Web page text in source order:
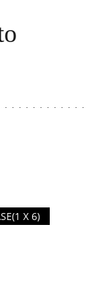
(1 X 6)